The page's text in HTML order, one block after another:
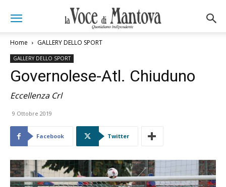
Home GALLERY DELLO SPORT
GALLERY DELLO SPORT
Governolese-Atl. Chiuduno
Eccellenza Crl
9 Ottobre 2019
Facebook Twitter